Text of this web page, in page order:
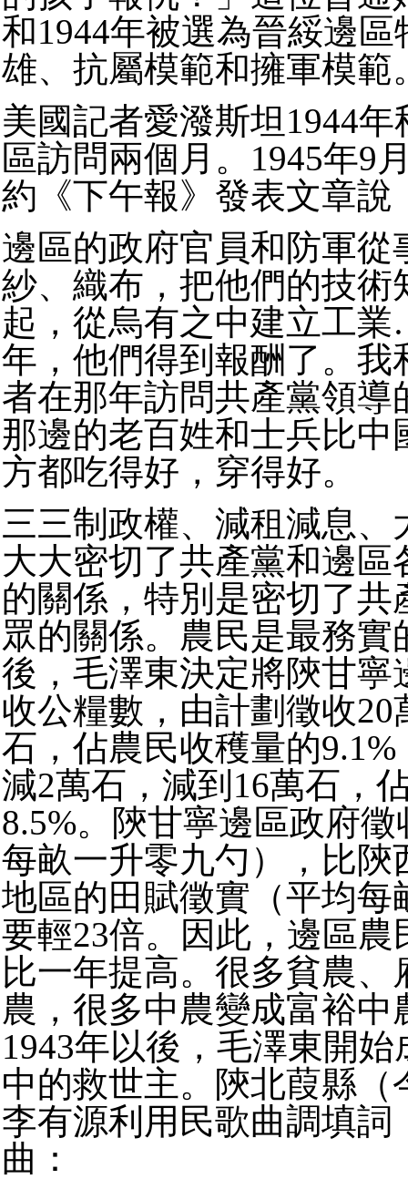
和1944年被選為晉綏邊區
雄、抗屬模範和擁軍模範
美國記者愛潑斯坦1944
區訪問兩個月。1945年9
約《下午報》發表文章說
邊區的政府官員和防軍從
紗、織布，把他們的技術
起，從烏有之中建立工
年，他們得到報酬了。我
者在那年訪問共產黨領導
那邊的老百姓和士兵比中
方都吃得好，穿得好。
三三制政權、減租減息、
大大密切了共產黨和邊區
的關係，特別是密切了共
眾的關係。農民是最務實
後，毛澤東決定將陝甘寧
收公糧數，由計劃徵收20
石，佔農民收穫量的9.1%
減2萬石，減到16萬石，
8.5%。陝甘寧邊區政府
每畝一升零九勺），比陝
地區的田賦徵實（平均每
要輕23倍。因此，邊區農
比一年提高。很多貧農、
農，很多中農變成富裕中
1943年以後，毛澤東開
中的救世主。陝北葭縣（
李有源利用民歌曲調填詞
曲：